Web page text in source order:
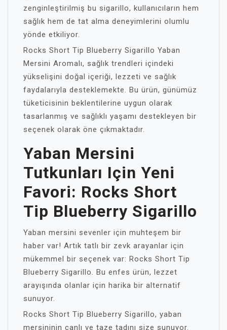
zenginleştirilmiş bu sigarillo, kullanıcıların hem
sağlık hem de tat alma deneyimlerini olumlu
yönde etkiliyor.
Rocks Short Tip Blueberry Sigarillo Yaban
Mersini Aromalı, sağlık trendleri içindeki
yükselişini doğal içeriği, lezzeti ve sağlık
faydalarıyla desteklemekte. Bu ürün, günümüz
tüketicisinin beklentilerine uygun olarak
tasarlanmış ve sağlıklı yaşamı destekleyen bir
seçenek olarak öne çıkmaktadır.
Yaban Mersini
Tutkunları Için Yeni
Favori: Rocks Short
Tip Blueberry Sigarillo
Yaban mersini sevenler için muhteşem bir
haber var! Artık tatlı bir zevk arayanlar için
mükemmel bir seçenek var: Rocks Short Tip
Blueberry Sigarillo. Bu enfes ürün, lezzet
arayışında olanlar için harika bir alternatif
sunuyor.
Rocks Short Tip Blueberry Sigarillo, yaban
mersininin canlı ve taze tadını size sunuyor.